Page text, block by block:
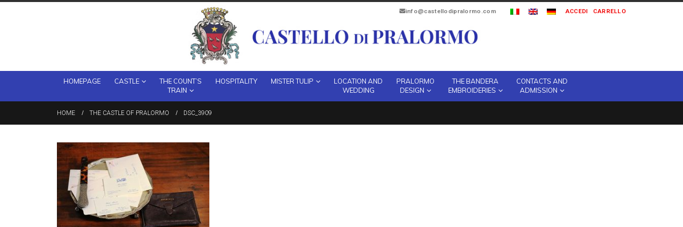
info@castellodipralormo.com ACCEDI CARRELLO
HOMEPAGE CASTLE
THE COUNT’S
TRAIN
HOSPITALITY MISTER TULIP
LOCATION AND
WEDDING
PRALORMO
DESIGN
THE BANDERA
EMBROIDERIES
CONTACTS AND
ADMISSION
HOME THE CASTLE OF PRALORMO DSC_3909